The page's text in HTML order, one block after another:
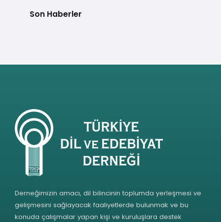
Son Haberler
Derneğimizin amacı, dil bilincinin toplumda yerleşmesi ve
gelişmesini sağlayacak faaliyetlerde bulunmak ve bu
konuda çalışmalar yapan kişi ve kuruluşlara destek